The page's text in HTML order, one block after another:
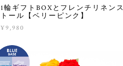
1輪ギフトBOXとフレンチリネンス
トール【ベリーピンク】
¥9,980